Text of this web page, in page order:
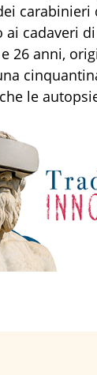
carabinieri
ai cadaveri
26 anni,
le